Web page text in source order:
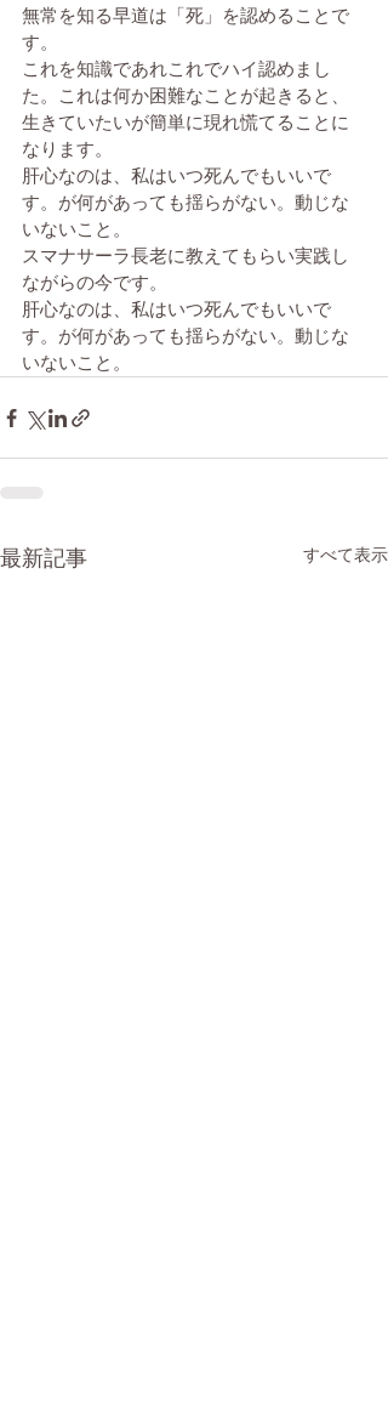
無常を知る早道は「死」を認めることで
す。
これを知識であれこれでハイ認めまし
た。これは何か困難なことが起きると、
生きていたいが簡単に現れ慌てることに
なります。
肝心なのは、私はいつ死んでもいいで
す。が何があっても揺らがない。動じな
いないこと。
スマナサーラ長老に教えてもらい実践し
ながらの今です。
肝心なのは、私はいつ死んでもいいで
す。が何があっても揺らがない。動じな
いないこと。
最新記事 すべて表示